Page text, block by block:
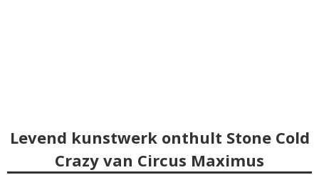
Levend kunstwerk onthult Stone Cold
Crazy van Circus Maximus